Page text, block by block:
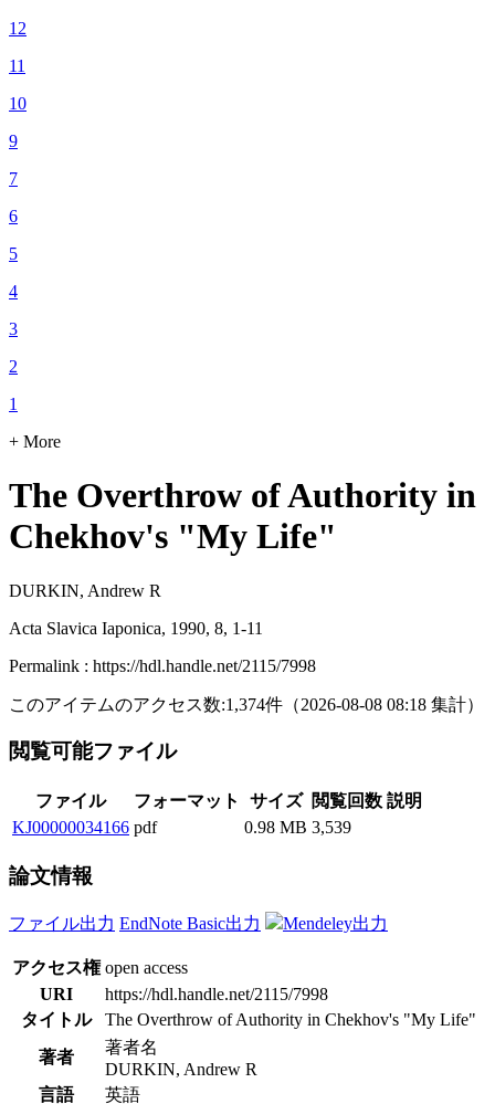
12
11
10
9
7
6
5
4
3
2
1
+ More
The Overthrow of Authority in
Chekhov's "My Life"
DURKIN, Andrew R
Acta Slavica Iaponica, 1990, 8, 1-11
Permalink : https://hdl.handle.net/2115/7998
このアイテムのアクセス数:1,374件 （2026-08-08 08:18 集計）
閲覧可能ファイル
ファイル フォーマット サイズ 閲覧回数 説明
KJ00000034166 pdf 0.98 MB 3,539
論文情報
ファイル出力 EndNote Basic出力 Mendeley出力
アクセス権 open access
URI
https://hdl.handle.net/2115/7998
タイトル
The Overthrow of Authority in Chekhov's "My Life"
著者
著者名
DURKIN, Andrew R
言語
英語